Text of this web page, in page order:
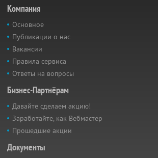
Компания
Основное
Публикации о нас
Вакансии
Правила сервиса
Ответы на вопросы
Бизнес-Партнёрам
Давайте сделаем акцию!
Заработайте, как Вебмастер
Прошедшие акции
Документы